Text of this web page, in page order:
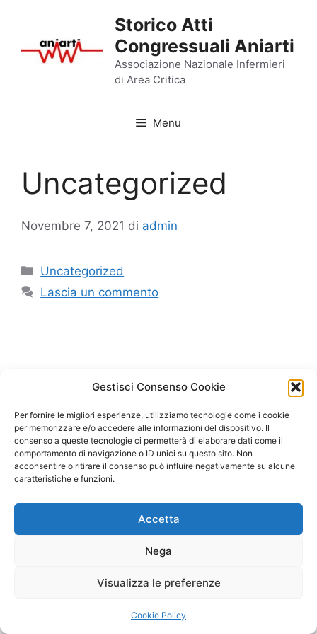
Gestisci Consenso Cookie
Per fornire le migliori esperienze, utilizziamo tecnologie come i cookie
per memorizzare e/o accedere alle informazioni del dispositivo. Il
consenso a queste tecnologie ci permetterà di elaborare dati come il
comportamento di navigazione o ID unici su questo sito. Non
acconsentire o ritirare il consenso può influire negativamente su alcune
caratteristiche e funzioni.
Accetta
Nega
Visualizza le preferenze
Cookie Policy
contenuto
Storico Atti
Congressuali Aniarti
Associazione Nazionale Infermieri
di Area Critica
Menu
Uncategorized
Novembre 7, 2021 di admin
Categorie
Uncategorized
Lascia un commento
© 2026 Storico Atti Congressuali Aniarti • Creato con